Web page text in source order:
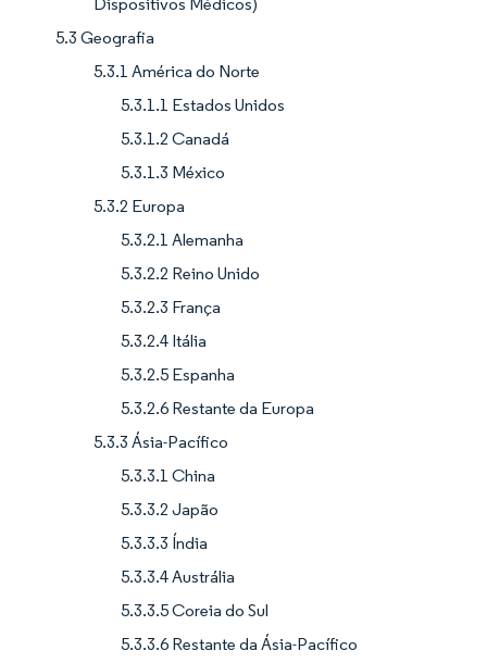
5.3 Geografia
5.3.1 América do Norte
5.3.1.1 Estados Unidos
5.3.1.2 Canadá
5.3.1.3 México
5.3.2 Europa
5.3.2.1 Alemanha
5.3.2.2 Reino Unido
5.3.2.3 França
5.3.2.4 Itália
5.3.2.5 Espanha
5.3.2.6 Restante da Europa
5.3.3 Ásia-Pacífico
5.3.3.1 China
5.3.3.2 Japão
5.3.3.3 Índia
5.3.3.4 Austrália
5.3.3.5 Coreia do Sul
5.3.3.6 Restante da Ásia-Pacífico